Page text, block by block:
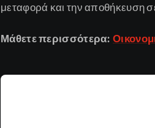
μεταφορά και την αποθήκευση
Μάθετε περισσότερα: